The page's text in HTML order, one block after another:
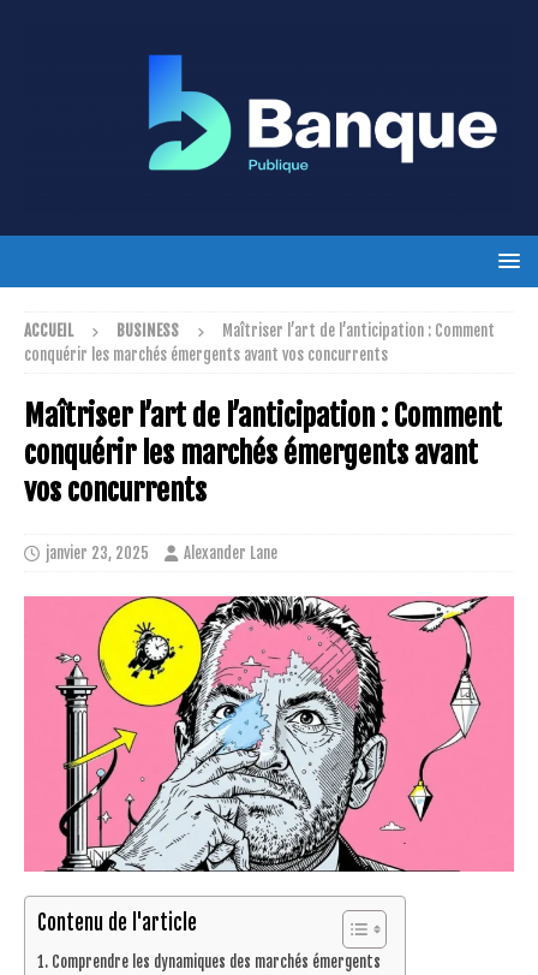
ACCUEIL BUSINESS
Maîtriser l’art de l’anticipation : Comment
conquérir les marchés émergents avant vos concurrents
Maîtriser l’art de l’anticipation : Comment
conquérir les marchés émergents avant
vos concurrents
janvier 23, 2025 Alexander Lane
Contenu de l'article
Comprendre les dynamiques des marchés émergents